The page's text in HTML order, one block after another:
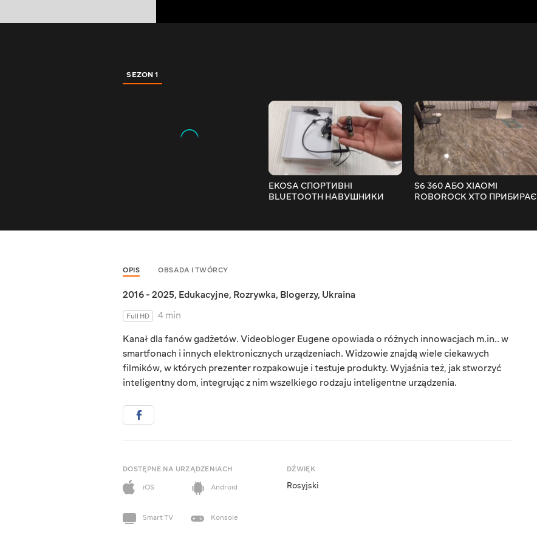
SEZON 1
EKOSA СПОРТИВНІ
BLUETOOTH НАВУШНИКИ
РОБОТИ
S6 360 АБО XIAOMI
ROBOROCK ХТО ПРИБИРАЄ
OPIS OBSADA I TWÓRCY
2016 - 2025, Edukacyjne, Rozrywka, Blogerzy, Ukraina
Full HD
4 min
Kanał dla fanów gadżetów. Videobloger Eugene opowiada o różnych innowacjach m.in.. w
smartfonach i innych elektronicznych urządzeniach. Widzowie znajdą wiele ciekawych
filmików, w których prezenter rozpakowuje i testuje produkty. Wyjaśnia też, jak stworzyć
inteligentny dom, integrując z nim wszelkiego rodzaju inteligentne urządzenia.
DOSTĘPNE NA URZĄDZENIACH
iOS
Android
Smart TV Konsole
DŹWIĘK
Rosyjski